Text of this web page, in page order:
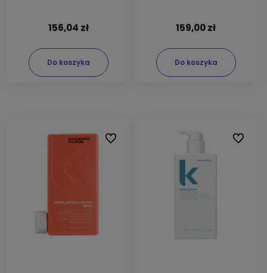
156,04 zł
Do koszyka
159,00 zł
Do koszyka
Do ulubionych Do